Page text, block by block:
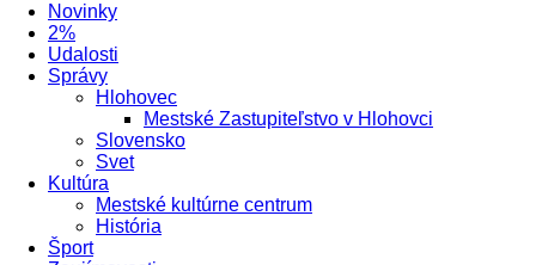
Novinky
2%
Udalosti
Správy
Hlohovec
Mestské Zastupiteľstvo v Hlohovci
Slovensko
Svet
Kultúra
Mestské kultúrne centrum
História
Šport